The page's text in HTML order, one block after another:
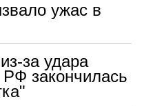
ужас в
за удара
закончилась